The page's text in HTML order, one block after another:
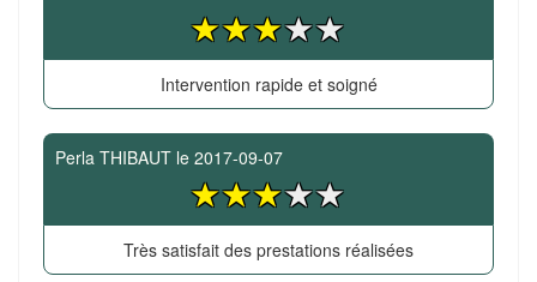
Intervention rapide et soigné
Perla THIBAUT le 2017-09-07
Très satisfait des prestations réalisées